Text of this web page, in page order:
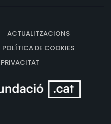
ACTUALITZACIONS
POLÍTICA DE COOKIES